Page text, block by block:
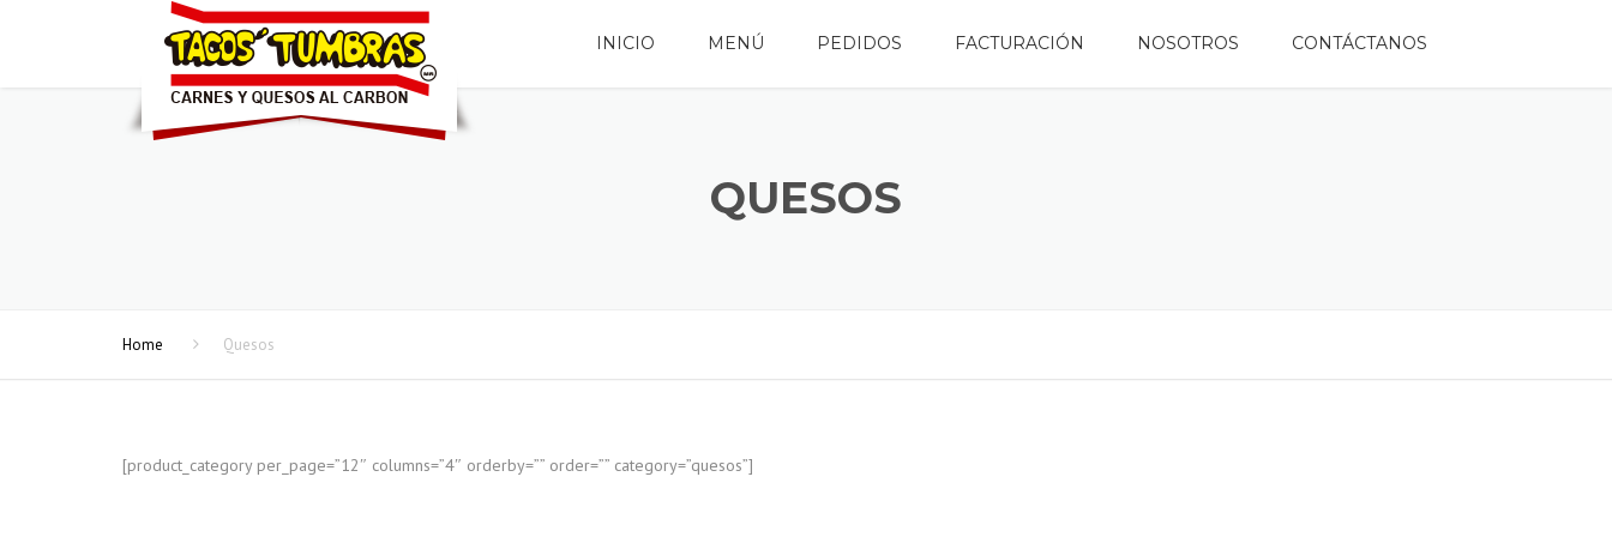
INICIO MENÚ PEDIDOS FACTURACIÓN NOSOTROS CONTÁCTANOS
QUESOS
Home Quesos
[product_category per_page=”12″ columns=”4″ orderby=”” order=”” category=”quesos”]